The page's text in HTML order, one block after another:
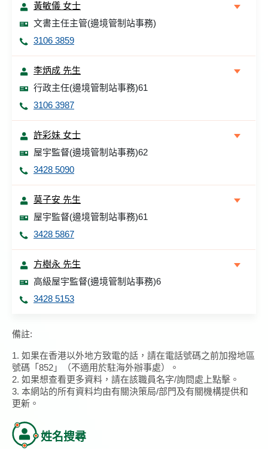
黃敏儀 女士
文書主任主管(邊境管制站事務)
3106 3859
李炳成 先生
行政主任(邊境管制站事務)61
3106 3987
許彩妹 女士
屋宇監督(邊境管制站事務)62
3428 5090
莫子安 先生
屋宇監督(邊境管制站事務)61
3428 5867
方樹永 先生
高級屋宇監督(邊境管制站事務)6
3428 5153
備註:
1. 如果在香港以外地方致電的話，請在電話號碼之前加撥地區
號碼「852」（不適用於駐海外辦事處）。
2. 如果想查看更多資料，請在該職員名字/詢問處上點擊。
3. 本網站的所有資料均由有關決策局/部門及有關機構提供和
更新。
姓名搜尋